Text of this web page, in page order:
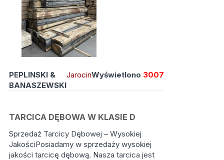
PEPLINSKI &
BANASZEWSKI
JarocinWyświetlono 3007
TARCICA DĘBOWA W KLASIE D
Sprzedaż Tarcicy Dębowej – Wysokiej
JakościPosiadamy w sprzedaży wysokiej
jakości tarcicę dębową. Nasza tarcica jest